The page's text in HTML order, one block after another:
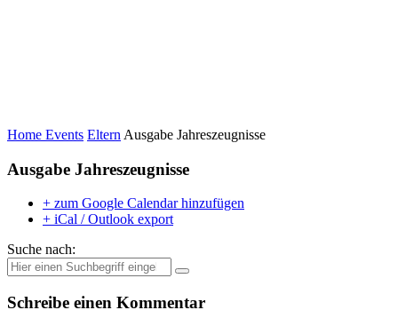
Home Events Eltern Ausgabe Jahreszeugnisse
Ausgabe Jahreszeugnisse
+ zum Google Calendar hinzufügen
+ iCal / Outlook export
Suche nach:
Schreibe einen Kommentar